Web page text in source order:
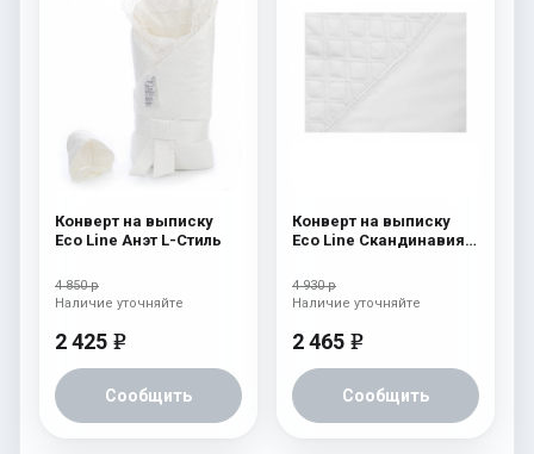
Конверт на выписку
Eco Line Анэт L-Стиль
4 850 р
2 425 e
Сообщить
Наличие уточняйте
Конверт на выписку
Eco Line Скандинавия
4 930 р
2 465 e
Сообщить
Наличие уточняйте